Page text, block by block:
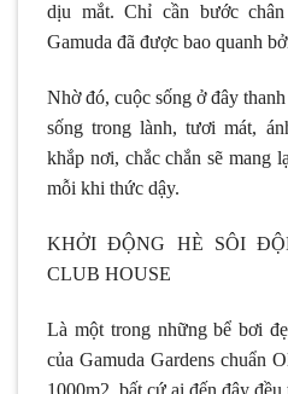
dịu mắt. Chỉ cần bước
Gamuda đã được bao quanh
Nhờ đó, cuộc sống ở đây
sống trong lành, tươi mát,
khắp nơi, chắc chắn sẽ mang
mỗi khi thức dậy.
KHỞI ĐỘNG HÈ SÔI
CLUB HOUSE
Là một trong những bể bơi
của Gamuda Gardens chuẩn
1000m2, bất cứ ai đến đây đều